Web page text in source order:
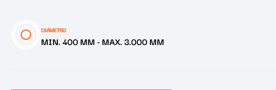
DIÁMETRO
MIN. 400 MM-MAX. 3.000 MM